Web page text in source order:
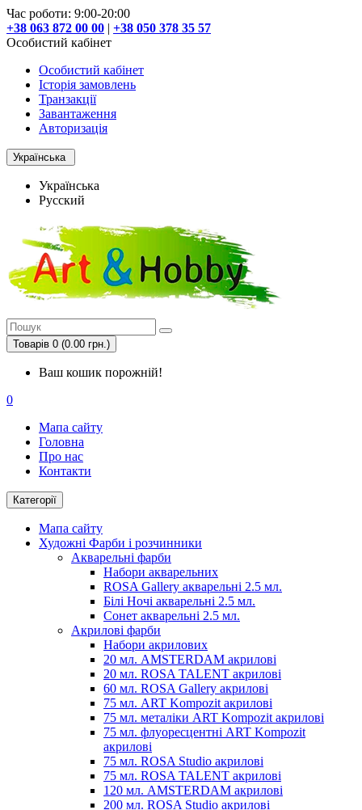
Час роботи: 9:00-20:00
+38 063 872 00 00 | +38 050 378 35 57
Особистий кабінет
Особистий кабінет
Історія замовлень
Транзакції
Завантаження
Авторизація
Українська
Українська
Русский
Товарів 0 (0.00 грн.)
Ваш кошик порожній!
0
Мапа сайту
Головна
Про нас
Контакти
Категорії
Мапа сайту
Художні Фарби і розчинники
Акварельні фарби
Набори акварельних
ROSA Gallery акварельні 2.5 мл.
Білі Ночі акварельні 2.5 мл.
Сонет акварельні 2.5 мл.
Акрилові фарби
Набори акрилових
20 мл. AMSTERDAM акрилові
20 мл. ROSA TALENT акрилові
60 мл. ROSA Gallery акрилові
75 мл. ART Kompozit акрилові
75 мл. металіки ART Kompozit акрилові
75 мл. флуоресцентні ART Kompozit
акрилові
75 мл. ROSA Studio акрилові
75 мл. ROSA TALENT акрилові
120 мл. AMSTERDAM акрилові
200 мл. ROSA Studio акрилові